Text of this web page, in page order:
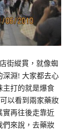
街縱貫，就像蜘
深淵! 大家都去心
主打的就是爆食
以看到兩家藥妝
實再往後走靠近
們來說，去藥妝